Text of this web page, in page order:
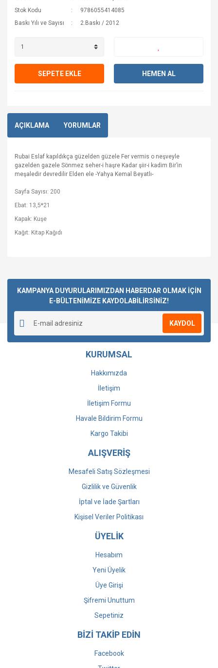
Stok Kodu
9786055414085
Baskı Yılı ve Sayısı
2.Baskı / 2012
SEPETE EKLE HEMEN AL
AÇIKLAMA YORUMLAR
Rubai Eslaf kapıldıkça güzelden güzele Fer vermis o neşveyle
gazelden gazele Sönmez seher-i haşre Kadar şiir-i kadim Bir’in
meşaledir devredilir Elden ele -Yahya Kemal Beyatlı-
Sayfa Sayısı: 200
Ebat: 13,5*21
Kapak: Kuşe
Kağıt: Kitap Kağıdı
KAMPANYA DUYURULARIMIZDAN HABERDAR OLMAK İÇİN
E-BÜLTENİMİZE KAYDOLABİLİRSİNİZ!
KAYDOL
KURUMSAL
Hakkımızda
İletişim
İletişim Formu
Havale Bildirim Formu
Kargo Takibi
ALIŞVERİŞ
Mesafeli Satış Sözleşmesi
Gizlilik ve Güvenlik
İptal ve İade Şartları
Kişisel Veriler Politikası
ÜYELİK
Hesabım
Yeni Üyelik
Üye Girişi
Şifremi Unuttum
Sepetiniz
BİZİ TAKİP EDİN
Facebook